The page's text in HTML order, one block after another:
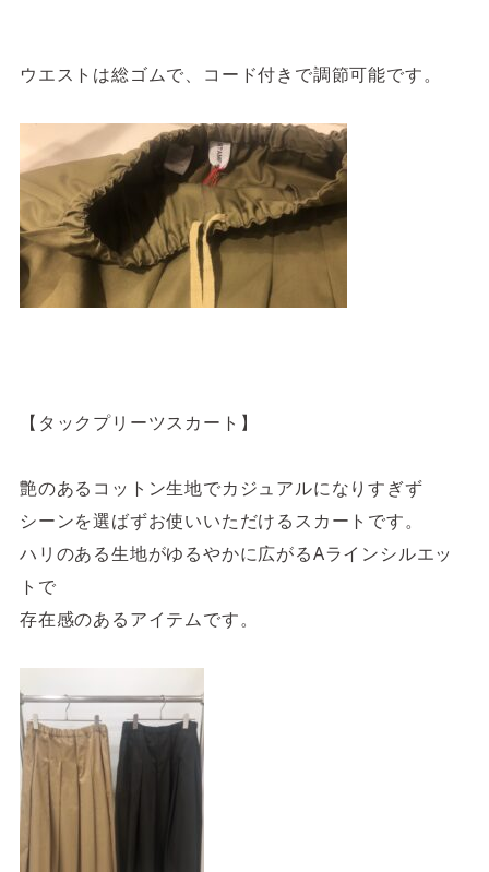
ウエストは総ゴムで、コード付きで調節可能です。
【タックプリーツスカート】
艶のあるコットン生地でカジュアルになりすぎず
シーンを選ばずお使いいただけるスカートです。
ハリのある生地がゆるやかに広がるAラインシルエッ
トで
存在感のあるアイテムです。